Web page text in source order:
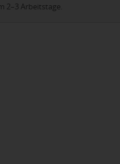
2–3 Arbeitstage.